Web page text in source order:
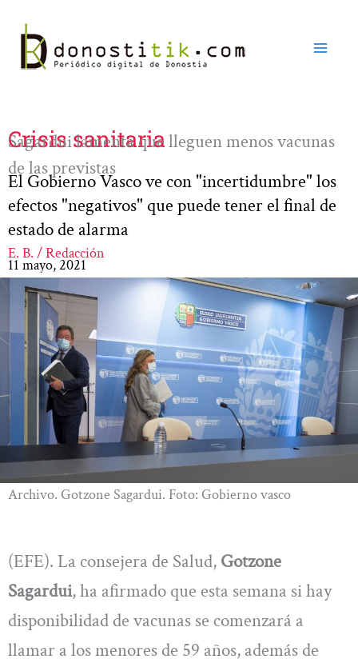
contenido
Crisis sanitaria
Sagardui lamenta que lleguen menos vacunas
de las previstas
El Gobierno Vasco ve con "incertidumbre" los
efectos "negativos" que puede tener el final de
estado de alarma
E. B. / Redacción
11 mayo, 2021
Archivo. Gotzone Sagardui. Foto: Gobierno vasco
(EFE). La consejera de Salud, Gotzone
Sagardui, ha afirmado que esta semana si hay
disponibilidad de vacunas se comenzará a
llamar a los menores de 59 años, además de